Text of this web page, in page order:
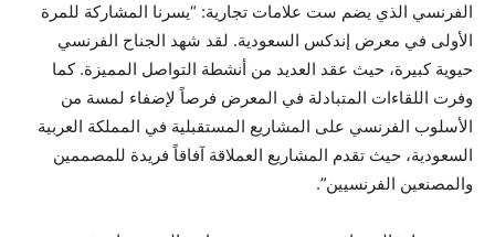
الفرنسي الذي يضم ست علامات تجارية: “يسرنا المشاركة للمرة
الأولى في معرض إندكس السعودية. لقد شهد الجناح الفرنسي
حيوية كبيرة، حيث عقد العديد من أنشطة التواصل المميزة. كما
وفرت اللقاءات المتبادلة في المعرض فرصاً لإضفاء لمسة من
الأسلوب الفرنسي على المشاريع المستقبلية في المملكة العربية
السعودية، حيث تقدم المشاريع العملاقة آفاقاً فريدة للمصممين
والمصنعين الفرنسيين”.